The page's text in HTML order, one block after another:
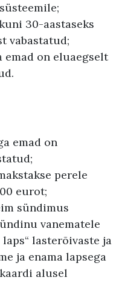
30-aastaseks
vabastatud;
emad on eluaegselt
emad on
perele
eurot;
sündimus
vanematele
lasterõivaste ja
ja enama lapsega
alusel